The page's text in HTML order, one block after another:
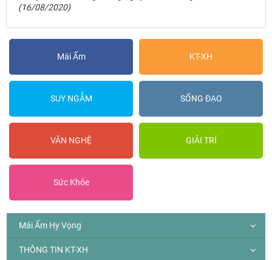
(16/08/2020)
Mái Ấm KT-XH
SUY NGẪM SỐNG ĐẠO
VĂN NGHỆ GIẢI TRÍ
Sức Khỏe
Mái Ấm Hy Vọng
THÔNG TIN KT-XH